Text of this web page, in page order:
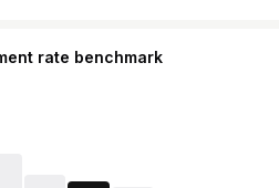
rate benchmark